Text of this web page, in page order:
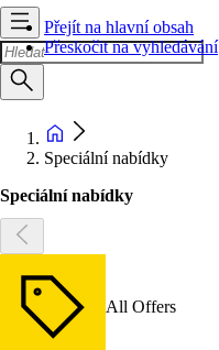
Přejít na hlavní obsah
Přeskočit na vyhledávání
Speciální nabídky
Speciální nabídky
All Offers